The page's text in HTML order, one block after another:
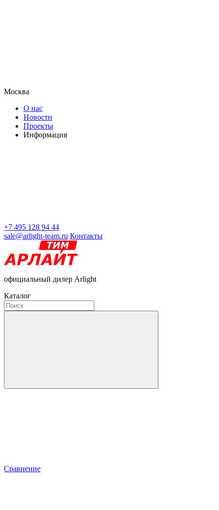
Москва
О нас
Новости
Проекты
Информация
+7 495 128 94 44
sale@arlight-team.ru Контакты
официальный дилер Arlight
Каталог
Сравнение